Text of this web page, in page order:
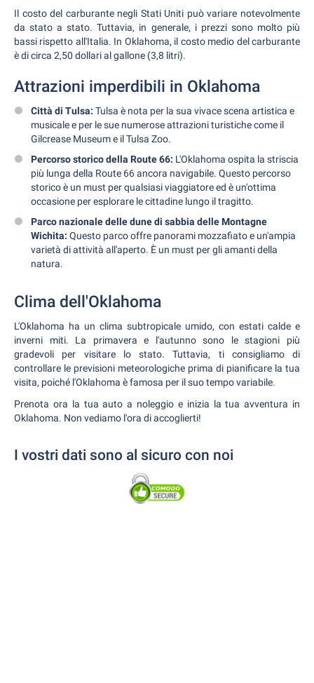
Il costo del carburante negli Stati Uniti può variare notevolmente
da stato a stato. Tuttavia, in generale, i prezzi sono molto più
bassi rispetto all'Italia. In Oklahoma, il costo medio del carburante
è di circa 2,50 dollari al gallone (3,8 litri).
Attrazioni imperdibili in Oklahoma
Città di Tulsa: Tulsa è nota per la sua vivace scena artistica e
musicale e per le sue numerose attrazioni turistiche come il
Gilcrease Museum e il Tulsa Zoo.
Percorso storico della Route 66: L'Oklahoma ospita la striscia
più lunga della Route 66 ancora navigabile. Questo percorso
storico è un must per qualsiasi viaggiatore ed è un'ottima
occasione per esplorare le cittadine lungo il tragitto.
Parco nazionale delle dune di sabbia delle Montagne
Wichita: Questo parco offre panorami mozzafiato e un'ampia
varietà di attività all'aperto. È un must per gli amanti della
natura.
Clima dell'Oklahoma
L'Oklahoma ha un clima subtropicale umido, con estati calde e
inverni miti. La primavera e l'autunno sono le stagioni più
gradevoli per visitare lo stato. Tuttavia, ti consigliamo di
controllare le previsioni meteorologiche prima di pianificare la tua
visita, poiché l'Oklahoma è famosa per il suo tempo variabile.
Prenota ora la tua auto a noleggio e inizia la tua avventura in
Oklahoma. Non vediamo l'ora di accoglierti!
I vostri dati sono al sicuro con noi